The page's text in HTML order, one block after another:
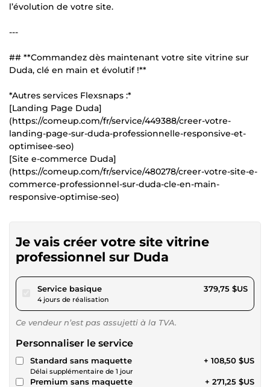
l’évolution de votre site.
---
## **Commandez dès maintenant votre site vitrine sur
Duda, clé en main et évolutif !**
*Autres services Flexsnaps :*
[Landing Page Duda]
(https://comeup.com/fr/service/449388/creer-votre-
landing-page-sur-duda-professionnelle-responsive-et-
optimisee-seo)
[Site e-commerce Duda]
(https://comeup.com/fr/service/480278/creer-votre-site-e-
commerce-professionnel-sur-duda-cle-en-main-
responsive-optimise-seo)
Je vais créer votre site vitrine
professionnel sur Duda
Service basiquepour 350,00 $US
4 jours de réalisation
379,75 $US
Ce vendeur n’est pas assujetti à la TVA.
Personnaliser le service
Standard sans maquette
Délai supplémentaire de 1 jour
+ 108,50 $US
Premium sans maquette + 271,25 $US